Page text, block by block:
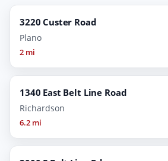
3220 Custer Road
Plano
2 mi
1340 East Belt Line Road
Richardson
6.2 mi